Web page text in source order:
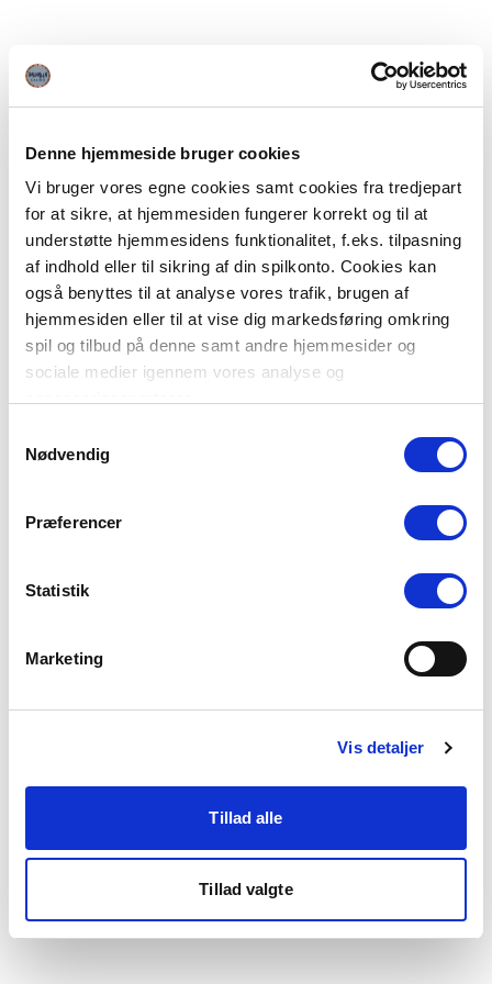
Denne hjemmeside bruger cookies
Vi bruger vores egne cookies samt cookies fra tredjepart
for at sikre, at hjemmesiden fungerer korrekt og til at
understøtte hjemmesidens funktionalitet, f.eks. tilpasning
af indhold eller til sikring af din spilkonto. Cookies kan
også benyttes til at analyse vores trafik, brugen af
hjemmesiden eller til at vise dig markedsføring omkring
spil og tilbud på denne samt andre hjemmesider og
sociale medier igennem vores analyse og
Du kan læse mere om vores brug af cookies under
"Detaljer" eller ved at klikke videre til vores Cookiepolitik,
Nødvendig
Præferencer
Statistik
Marketing
Vis detaljer
Tillad alle
Tillad valgte